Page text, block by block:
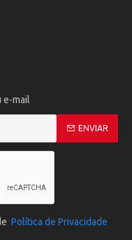
e-mail
ENVIAR
Política de Privacidade